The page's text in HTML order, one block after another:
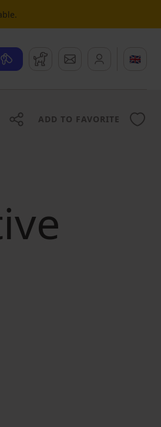
WatchdogMessages 🇬🇧
ADD TO FAVORITE